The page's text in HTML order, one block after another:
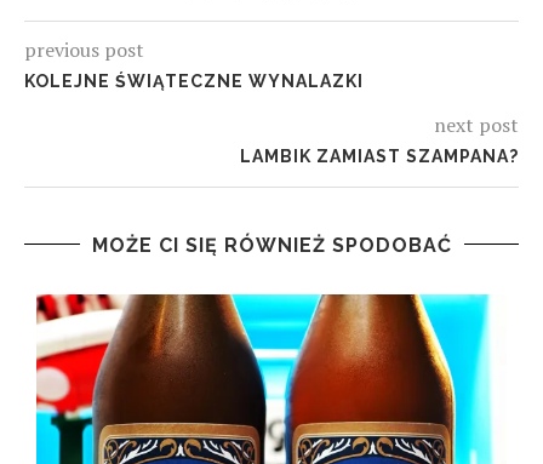
previous post
KOLEJNE ŚWIĄTECZNE WYNALAZKI
next post
LAMBIK ZAMIAST SZAMPANA?
MOŻE CI SIĘ RÓWNIEŻ SPODOBAĆ